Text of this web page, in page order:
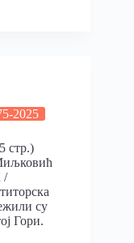
2025
стр.)
/
су
Гори.